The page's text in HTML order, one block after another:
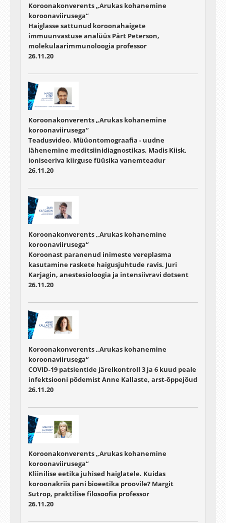
Koroonakonverents „Arukas kohanemine
koroonaviirusega“
Haiglasse sattunud koroonahaigete
immuunvastuse analüüs Pärt Peterson,
molekulaarimmunoloogia professor
26.11.20
Koroonakonverents „Arukas kohanemine
koroonaviirusega“
Teadusvideo. Müüontomograafia - uudne
lähenemine meditsiinidiagnostikas. Madis Kiisk,
ioniseeriva kiirguse füüsika vanemteadur
26.11.20
Koroonakonverents „Arukas kohanemine
koroonaviirusega“
Koroonast paranenud inimeste vereplasma
kasutamine raskete haigusjuhtude ravis. Juri
Karjagin, anestesioloogia ja intensiivravi dotsent
26.11.20
Koroonakonverents „Arukas kohanemine
koroonaviirusega“
COVID-19 patsientide järelkontroll 3 ja 6 kuud peale
infektsiooni põdemist Anne Kallaste, arst-õppejõud
26.11.20
Koroonakonverents „Arukas kohanemine
koroonaviirusega“
Kliinilise eetika juhised haiglatele. Kuidas
koroonakriis pani bioeetika proovile? Margit
Sutrop, praktilise filosoofia professor
26.11.20